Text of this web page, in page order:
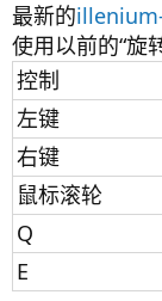
最新的
使用以前的“旋
控制
左键
右键
鼠标滚轮
Q
E